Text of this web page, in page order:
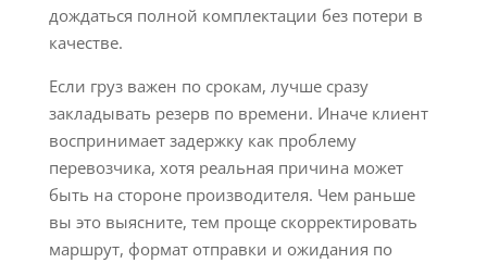
дождаться полной комплектации без потери в
качестве.
Если груз важен по срокам, лучше сразу
закладывать резерв по времени. Иначе клиент
воспринимает задержку как проблему
перевозчика, хотя реальная причина может
быть на стороне производителя. Чем раньше
вы это выясните, тем проще скорректировать
маршрут, формат отправки и ожидания по